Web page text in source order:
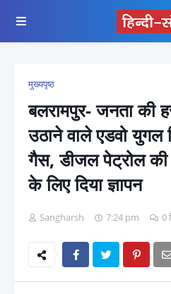
मुख्यपृष्ठ
बलरामपुर- जनता की
उठाने वाले एडवो
गैस, डीजल पेट्रोल
के लिए दिया ज्ञापन
Sangharsh 7:24 pm 0